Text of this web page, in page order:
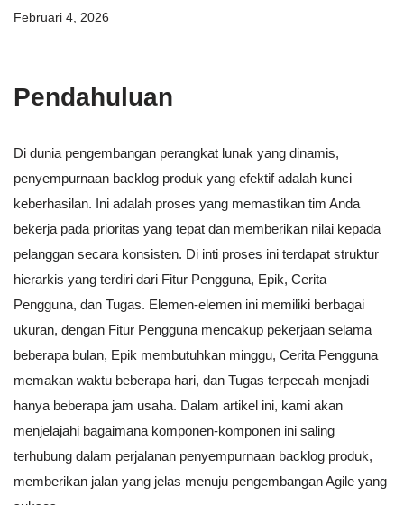
Februari 4, 2026
Pendahuluan
Di dunia pengembangan perangkat lunak yang dinamis,
penyempurnaan backlog produk yang efektif adalah kunci
keberhasilan. Ini adalah proses yang memastikan tim Anda
bekerja pada prioritas yang tepat dan memberikan nilai kepada
pelanggan secara konsisten. Di inti proses ini terdapat struktur
hierarkis yang terdiri dari Fitur Pengguna, Epik, Cerita
Pengguna, dan Tugas. Elemen-elemen ini memiliki berbagai
ukuran, dengan Fitur Pengguna mencakup pekerjaan selama
beberapa bulan, Epik membutuhkan minggu, Cerita Pengguna
memakan waktu beberapa hari, dan Tugas terpecah menjadi
hanya beberapa jam usaha. Dalam artikel ini, kami akan
menjelajahi bagaimana komponen-komponen ini saling
terhubung dalam perjalanan penyempurnaan backlog produk,
memberikan jalan yang jelas menuju pengembangan Agile yang